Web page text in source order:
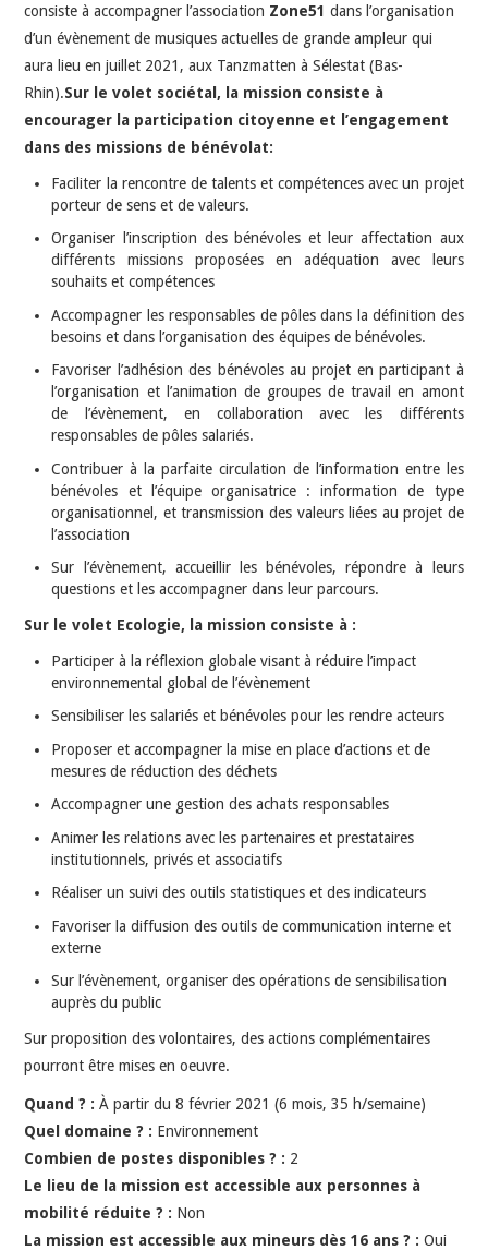
consiste à accompagner l’association Zone51 dans l’organisation
d’un évènement de musiques actuelles de grande ampleur qui
aura lieu en juillet 2021, aux Tanzmatten à Sélestat (Bas-
Rhin).Sur le volet sociétal, la mission consiste à
encourager la participation citoyenne et l’engagement
dans des missions de bénévolat:
Faciliter la rencontre de talents et compétences avec un projet
porteur de sens et de valeurs.
Organiser l’inscription des bénévoles et leur affectation aux
différents missions proposées en adéquation avec leurs
souhaits et compétences
Accompagner les responsables de pôles dans la définition des
besoins et dans l’organisation des équipes de bénévoles.
Favoriser l’adhésion des bénévoles au projet en participant à
l’organisation et l’animation de groupes de travail en amont
de l’évènement, en collaboration avec les différents
responsables de pôles salariés.
Contribuer à la parfaite circulation de l’information entre les
bénévoles et l’équipe organisatrice : information de type
organisationnel, et transmission des valeurs liées au projet de
l’association
Sur l’évènement, accueillir les bénévoles, répondre à leurs
questions et les accompagner dans leur parcours.
Sur le volet Ecologie, la mission consiste à :
Participer à la réflexion globale visant à réduire l’impact
environnemental global de l’évènement
Sensibiliser les salariés et bénévoles pour les rendre acteurs
Proposer et accompagner la mise en place d’actions et de
mesures de réduction des déchets
Accompagner une gestion des achats responsables
Animer les relations avec les partenaires et prestataires
institutionnels, privés et associatifs
Réaliser un suivi des outils statistiques et des indicateurs
Favoriser la diffusion des outils de communication interne et
externe
Sur l’évènement, organiser des opérations de sensibilisation
auprès du public
Sur proposition des volontaires, des actions complémentaires
pourront être mises en oeuvre.
Quand ? :À partir du8 février 2021 (6 mois, 35 h/semaine)
Quel domaine ? : Environnement
Combien de postes disponibles ? : 2
Le lieu de la mission est accessible aux personnes à
mobilité réduite ? : Non
La mission est accessible aux mineurs dès 16 ans ? :Oui